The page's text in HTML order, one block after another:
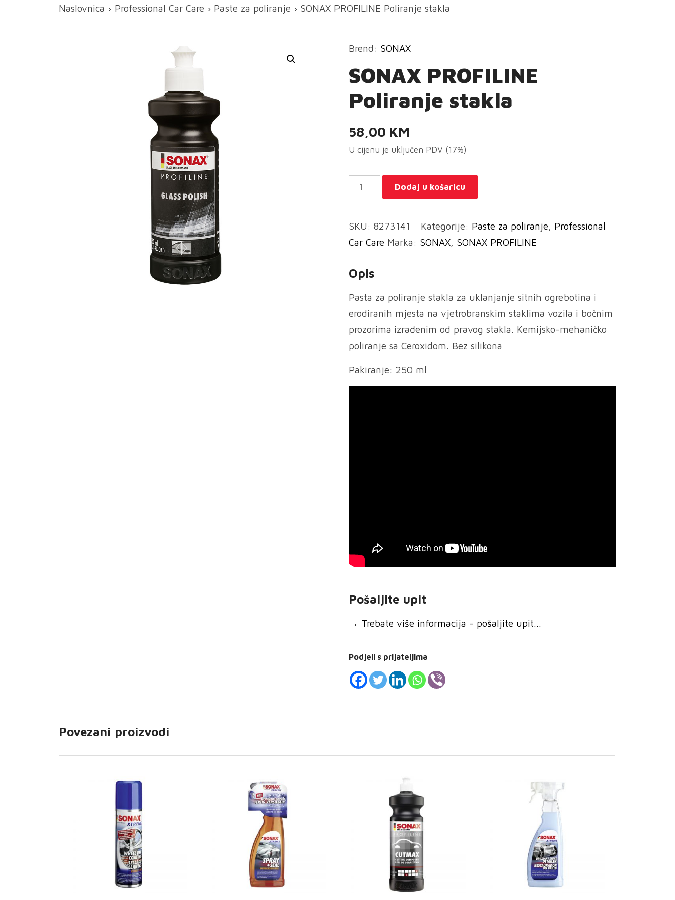
Naslovnica › Professional Car Care › Paste za poliranje › SONAX PROFILINE Poliranje stakla
Brend: SONAX
SONAX PROFILINE
Poliranje stakla
58,00 KM
U cijenu je uključen PDV (17%)
SONAX
PROFILINE
stakla
količina
Dodaj u košaricu
SKU:8273141 Kategorije: Paste za poliranje, Professional
Car Care Marka: SONAX, SONAX PROFILINE
Opis
Pasta za poliranje stakla za uklanjanje sitnih ogrebotina i
erodiranih mjesta na vjetrobranskim staklima vozila i bočnim
prozorima izrađenim od pravog stakla. Kemijsko-mehaničko
poliranje sa Ceroxidom. Bez silikona
Pakiranje: 250 ml
Pošaljite upit
→ Trebate više informacija - pošaljite upit...
Podjeli s prijateljima
Povezani proizvodi